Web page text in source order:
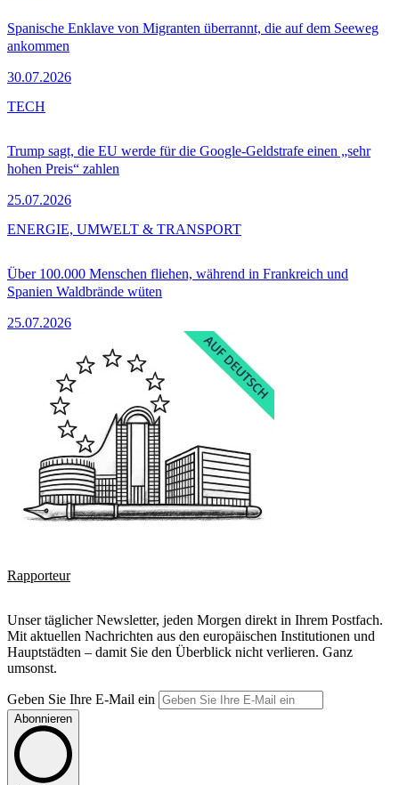
Spanische Enklave von Migranten überrannt, die auf dem Seeweg
ankommen
30.07.2026
Trump sagt, die EU werde für die Google-Geldstrafe einen „sehr
hohen Preis“ zahlen
25.07.2026
TECH
Über 100.000 Menschen fliehen, während in Frankreich und
Spanien Waldbrände wüten
25.07.2026
ENERGIE, UMWELT & TRANSPORT
Rapporteur
Unser täglicher Newsletter, jeden Morgen direkt in Ihrem Postfach.
Mit aktuellen Nachrichten aus den europäischen Institutionen und
Hauptstädten – damit Sie den Überblick nicht verlieren. Ganz
umsonst.
Geben Sie Ihre E-Mail ein
Abonnieren